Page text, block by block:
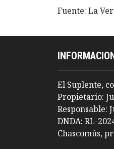
Fuente: La
El Suplente,
Propietario:
Responsable:
DNDA: RL-
Chascomús,